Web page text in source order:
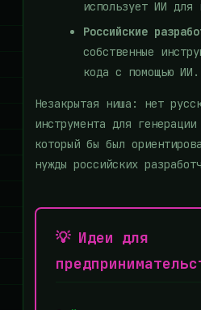
использует ИИ для
Российские
собственные
кода с помощью ИИ.
Незакрытая ниша: нет
инструмента для
который бы был
нужды российских
💡 Идеи для